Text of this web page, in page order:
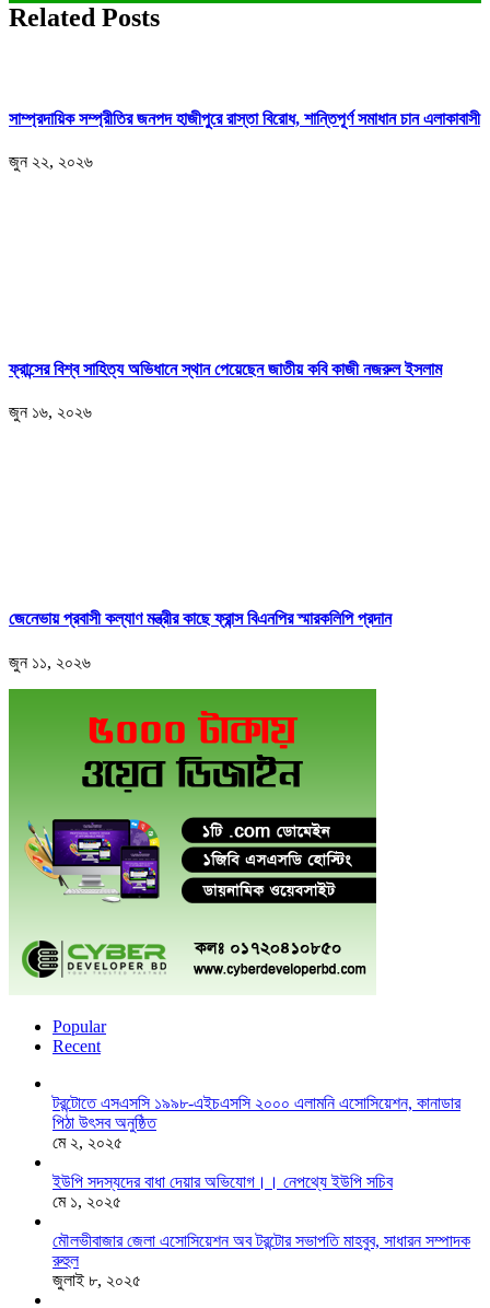
Related Posts
সাম্প্রদায়িক সম্প্রীতির জনপদ হাজীপুরে রাস্তা বিরোধ, শান্তিপূর্ণ সমাধান চান এলাকাবাসী
জুন ২২, ২০২৬
ফ্রান্সের বিশ্ব সাহিত্য অভিধানে স্থান পেয়েছেন জাতীয় কবি কাজী নজরুল ইসলাম
জুন ১৬, ২০২৬
জেনেভায় প্রবাসী কল্যাণ মন্ত্রীর কাছে ফ্রান্স বিএনপির স্মারকলিপি প্রদান
জুন ১১, ২০২৬
Popular
Recent
টরন্টোতে এসএসসি ১৯৯৮-এইচএসসি ২০০০ এলামনি এসোসিয়েশন, কানাডার
পিঠা উৎসব অনুষ্ঠিত
মে ২, ২০২৫
ইউপি সদস্যদের বাধা দেয়ার অভিযোগ।। নেপথ্যে ইউপি সচিব
মে ১, ২০২৫
মৌলভীবাজার জেলা এসোসিয়েশন অব টরন্টোর সভাপতি মাহবুব, সাধারন সম্পাদক
রুহুল
জুলাই ৮, ২০২৫